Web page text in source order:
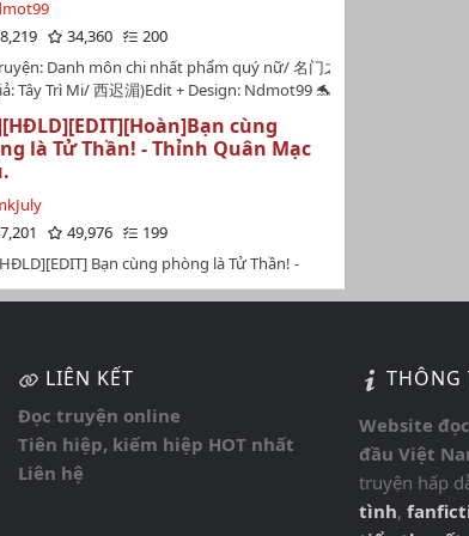
2022*Nữ chính trong sáng, hiền lành, ngoài
nóng vs nam chính đẹp trai phóng
Tình yêu là vô giá*Truyện được edit và đăng
nhất tại Wattpad.com của nhà
ạ. Vui lòng theo dõi và ủng hộ
tại đây để có được bản edit sớm nhất và đầy
Xin cám ơn.*…
34,360
200
Danh môn chi nhất phẩm quý nữ/ 名门之一品贵女
Tây Trì Mi/ 西迟湄)Edit + Design: Ndmot99 🐬🐬🐬Thể
2: 69 chươngQuyển 3: 83 chươngQuyển 4: 81
5: 8 chương ...Nguồn convert:
wikidich.com/truyen/danh-mon-chi-nhat-pham-quy-nu-
tiếng Trung:
www.quanben.io/n/mingmenzhiyipinguinu/list.htmlHoàn
cùng
là Tử Thần! - Thỉnh Quân Mạc
49,976
199
Bạn cùng phòng là Tử Thần! -
Quân Mạc Tiếu.Tên gốc: Bạn cùng phòng của
Thành! Đổi thành: Bạn cùng phòng là Tử
mây...Tình trạng bản raw: 245c chính 3c
Mị.Không có thói quen đọc truyện
edit sau, nếu sai sót sẽ được bổ sung sau.Bản
thức được lấy từ bạn @Jinbalyol Đặt 1
đá lên chân.Đã hoàn.…
LIÊN KẾT
Đọc truyện online
Tiên hiệp, kiếm hiệp HOT nhất
Liên hệ
THÔNG
Website
đầu Việt
truyện hấp
tình,